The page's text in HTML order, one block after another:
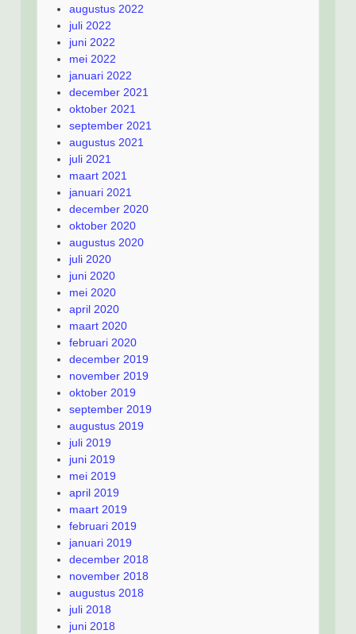
augustus 2022
juli 2022
juni 2022
mei 2022
januari 2022
december 2021
oktober 2021
september 2021
augustus 2021
juli 2021
maart 2021
januari 2021
december 2020
oktober 2020
augustus 2020
juli 2020
juni 2020
mei 2020
april 2020
maart 2020
februari 2020
december 2019
november 2019
oktober 2019
september 2019
augustus 2019
juli 2019
juni 2019
mei 2019
april 2019
maart 2019
februari 2019
januari 2019
december 2018
november 2018
augustus 2018
juli 2018
juni 2018